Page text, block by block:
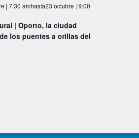
| 7:30 amhasta23 octubre | 9:00
| Oporto, la ciudad
los puentes a orillas del